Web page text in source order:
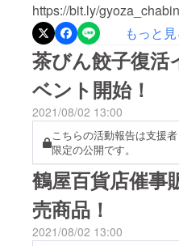
https://bit.ly/gyoza_chabin
もっと見
茶びん餃子復活
ベント開始！
2021/08/02 13:00
こちらの活動報告は支援者
限定の公開です。
鶴屋百貨店催事
売商品！
2021/08/02 13:00